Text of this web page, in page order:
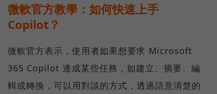
微軟官方教學：如何快速上手
Copilot？
微軟官方表示，使用者如果想要求 Microsoft
365 Copilot 達成某些任務，如建立、摘要、編
輯或轉換，可以用對談的方式，透過語意清楚的